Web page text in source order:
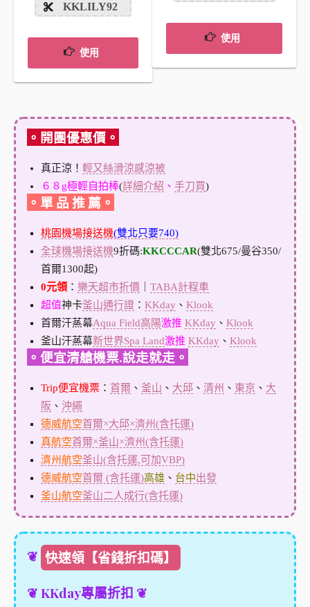
KKLILY92
使用
使用
。開團優惠價。
真正涼！ 輕又絲滑涼感涼被
６８g極輕自拍棒(詳細介紹 、 手刀買)
。單 品 推 薦。
桃園機場接送機(雙北只要740)
全球機場接送機9折碼:KKCCCAR(雙北675/曼谷350/
首爾1300起)
0元領： 樂天超市折價
TABA計程車
超值神卡釜山通行證： KKday 、 Klook
首爾汗蒸幕Aqua Field高陽激推 KKday 、 Klook
釜山汗蒸幕新世界Spa Land激推 KKday 、 Klook
。便宜清艙機票.說走就走。
Trip便宜機票： 首爾 、 釜山 、 大邱 、 清州 、 東京 、 大
阪 、 沖繩
德威航空首爾×大邱×濟州(含托運)
真航空首爾×釜山×濟州(含托運)
濟州航空釜山(含托運,可加VBP)
德威航空首爾 (含托運)高雄 、 台中出發
釜山航空釜山二人成行(含托運)
❦ 快速領【省錢折扣碼】
❦ KKday專屬折扣 ❦